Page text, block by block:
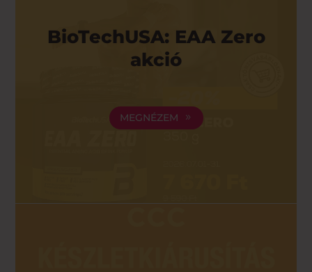
BioTechUSA: EAA Zero
akció
MEGNÉZEM